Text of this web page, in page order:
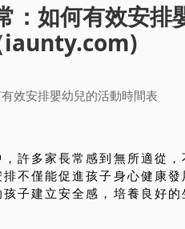
：如何有效安排
iaunty.com)
許多家長常感到無所適從
不僅能促進孩子身心健康
子建立安全感，培養良好